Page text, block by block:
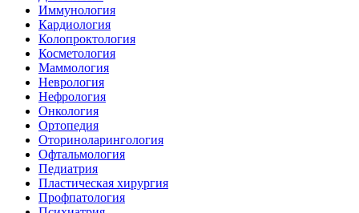
Иммунология
Кардиология
Колопроктология
Косметология
Маммология
Неврология
Нефрология
Онкология
Ортопедия
Оториноларингология
Офтальмология
Педиатрия
Пластическая хирургия
Профпатология